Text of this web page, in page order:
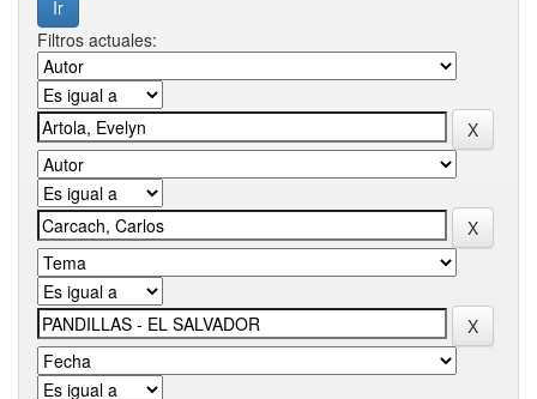
Filtros actuales: